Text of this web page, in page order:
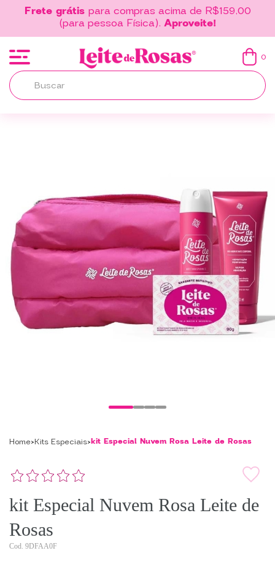
Frete grátispara compras acima de R$159,00
(para pessoa Física).Aproveite!
0
Home Kits Especiais kit Especial Nuvem Rosa Leite de Rosas
kit Especial Nuvem Rosa Leite de
Rosas
9DFAA0F